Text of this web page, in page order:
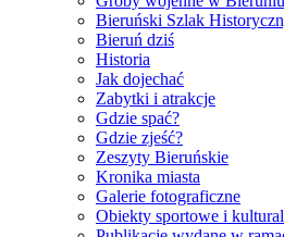
Bieruński Szlak
Bieruń dziś
Historia
Jak dojechać
Zabytki i atrakcje
Gdzie spać?
Gdzie zjeść?
Zeszyty Bieruńskie
Kronika miasta
Galerie fotograficzne
Obiekty sportowe i